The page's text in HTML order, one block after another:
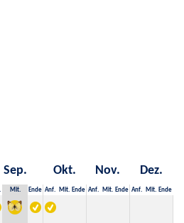
Sep. Okt. Nov. Dez.
Mit. Ende Anf. Mit. Ende Anf. Mit. Ende Anf. Mit. Ende